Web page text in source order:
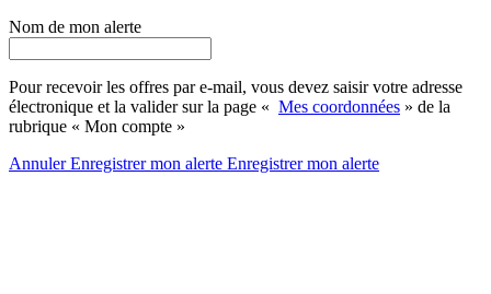
Nom de mon alerte
Pour recevoir les offres par e-mail, vous devez saisir votre adresse
électronique et la valider sur la page « Mes coordonnées » de la
rubrique « Mon compte »
AnnulerEnregistrer mon alerte Enregistrermon alerte